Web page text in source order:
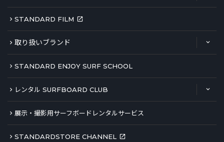
STANDARD FILM
取り扱いブランド
STANDARD ENJOY SURF SCHOOL
レンタル SURFBOARD CLUB
展示・撮影用サーフボードレンタルサービス
STANDARDSTORE CHANNEL